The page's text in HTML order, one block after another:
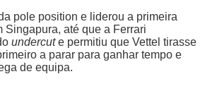
pole position e liderou a primeira
Singapura, até que a Ferrari
undercute permitiu que Vettel tirasse
a parar para ganhar tempo e
de equipa.